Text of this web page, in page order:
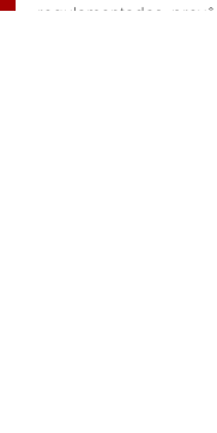
regulamentadas